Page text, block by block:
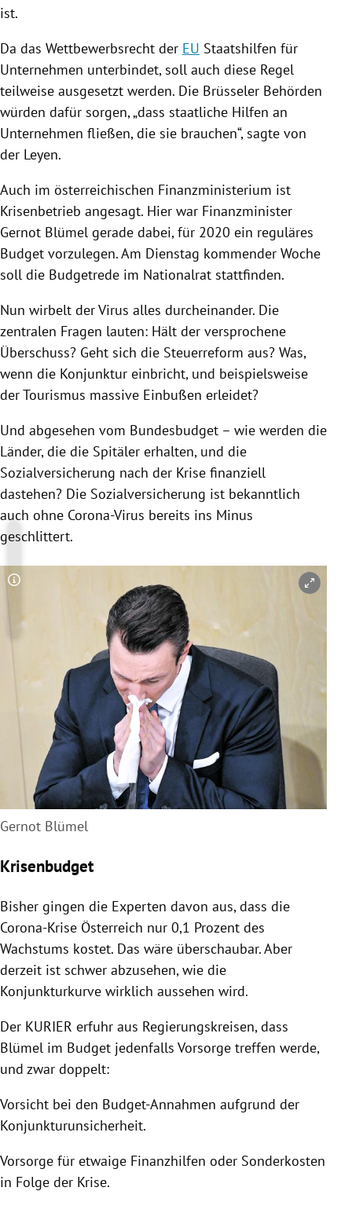
ist.
Da das Wettbewerbsrecht der EU Staatshilfen für
Unternehmen unterbindet, soll auch diese Regel
teilweise ausgesetzt werden. Die Brüsseler Behörden
würden dafür sorgen, „dass staatliche Hilfen an
Unternehmen fließen, die sie brauchen“, sagte von
der Leyen.
Auch im österreichischen Finanzministerium ist
Krisenbetrieb angesagt. Hier war Finanzminister
Gernot Blümel gerade dabei, für 2020 ein reguläres
Budget vorzulegen. Am Dienstag kommender Woche
soll die Budgetrede im Nationalrat stattfinden.
Nun wirbelt derVirus alles durcheinander. Die
zentralen Fragen lauten: Hält der versprochene
Überschuss? Geht sich die Steuerreform aus? Was,
wenn die Konjunktur einbricht, und beispielsweise
der Tourismus massive Einbußen erleidet?
Und abgesehen vom Bundesbudget – wie werden die
Länder, die die Spitäler erhalten, und die
Sozialversicherung nach der Krise finanziell
dastehen? Die Sozialversicherung ist bekanntlich
auch ohne Corona-Virus bereits ins Minus
geschlittert.
Copyright-Hinweis öffnen/schließen
Gernot Blümel
Krisenbudget
Bisher gingen die Experten davon aus, dass die
Corona-Krise Österreich nur 0,1 Prozent des
Wachstums kostet. Das wäre überschaubar. Aber
derzeit ist schwer abzusehen, wie die
Konjunkturkurve wirklich aussehen wird.
Der KURIER erfuhr aus Regierungskreisen, dass
Blümel im Budget jedenfalls Vorsorge treffen werde,
und zwar doppelt:
Vorsicht bei den Budget-Annahmen aufgrund der
Konjunkturunsicherheit.
Vorsorge für etwaige Finanzhilfen oder Sonderkosten
in Folge der Krise.